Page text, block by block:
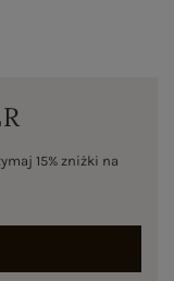
15% zniżki na